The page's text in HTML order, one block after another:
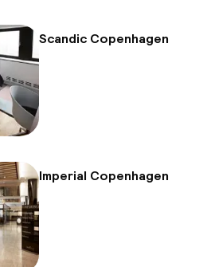
Scandic Copenhagen
Imperial Copenhagen